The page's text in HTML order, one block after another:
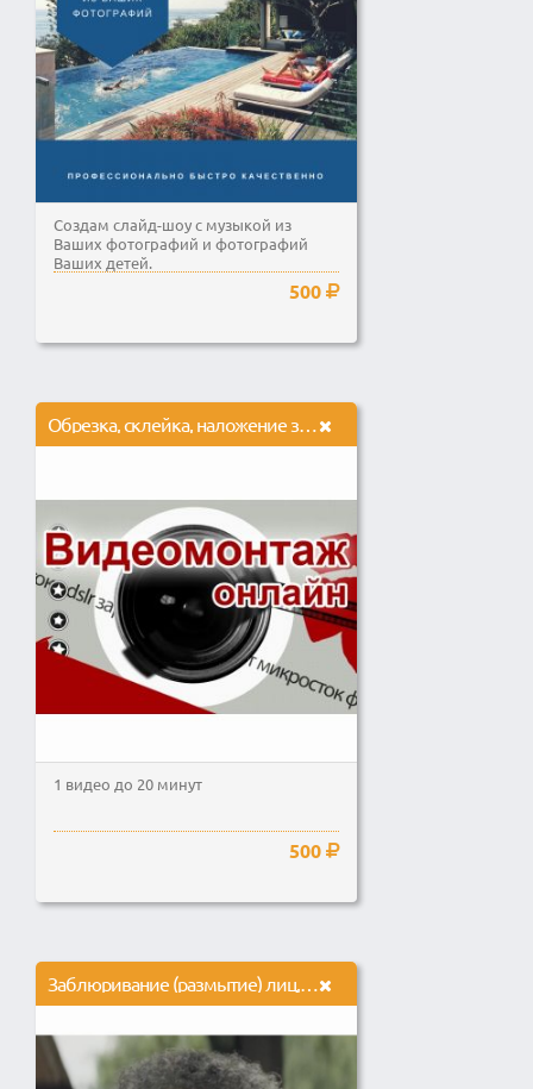
Создам слайд-шоу с музыкой из
Ваших фотографий и фотографий
Ваших детей.
500
Обрезка, склейка, наложение звука на видео
1 видео до 20 минут
500
Заблюривание (размытие) лиц, логотипов и других объектов в видео